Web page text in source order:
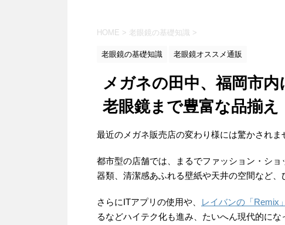
HOME > 老眼鏡の基礎知識 >
老眼鏡の基礎知識 老眼鏡オススメ通販
メガネの田中、福岡市
老眼鏡まで豊富な品揃え
最近のメガネ販売店の変わり様には驚かされま
都市型の店舗では、まるでファッション・シ
器類、清潔感あふれる壁紙や天井の空間など
さらにITアプリの使用や、 レイバンの「Remix」
るなどハイテク化も進み、たいへん現代的にな